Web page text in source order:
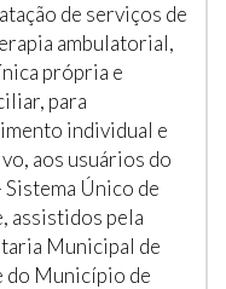
de serviços de
ambulatorial,
própria e
para
individual e
aos usuários do
Sistema Único de
assistidos pela
Municipal de
do Município de